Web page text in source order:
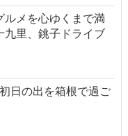
ルメを心ゆくまで満
九里、銚子ドライブ
日の出を箱根で過ご